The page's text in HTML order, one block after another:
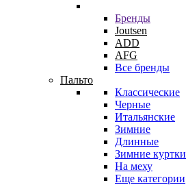
Бренды
Joutsen
ADD
AFG
Все бренды
Пальто
Классические
Черные
Итальянские
Зимние
Длинные
Зимние куртки
На меху
Еще категории